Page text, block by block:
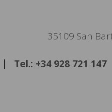
35109 San
Tel.: +34 928 721 147